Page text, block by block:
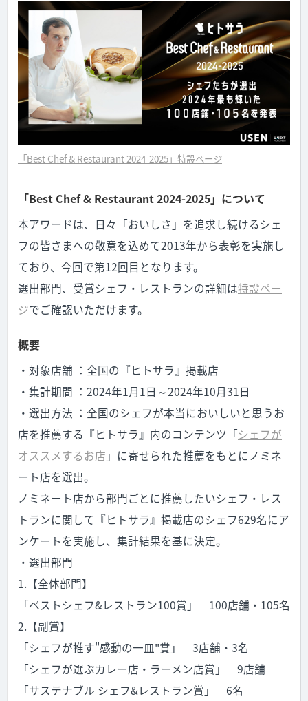
「Best Chef & Restaurant 2024-2025」特設ページ
「Best Chef & Restaurant 2024-2025」について
本アワードは、日々「おいしさ」を追求し続けるシェ
フの皆さまへの敬意を込めて2013年から表彰を実施し
ており、今回で第12回目となります。
選出部門、受賞シェフ・レストランの詳細は特設ペー
ジでご確認いただけます。
概要
・対象店舗 ：全国の『ヒトサラ』掲載店
・集計期間 ：2024年1月1日～2024年10月31日
・選出方法 ：全国のシェフが本当においしいと思うお
店を推薦する『ヒトサラ』内のコンテンツ「シェフが
オススメするお店 」に寄せられた推薦をもとにノミネ
ート店を選出。
ノミネート店から部門ごとに推薦したいシェフ・レス
トランに関して『ヒトサラ』掲載店のシェフ629名にア
ンケートを実施し、集計結果を基に決定。
・選出部門
1.【全体部門】
「ベストシェフ&レストラン100賞」 100店舗・105名
2.【副賞】
「シェフが推す"感動の一皿"賞」 3店舗・3名
「シェフが選ぶカレー店・ラーメン店賞」 9店舗
「サステナブル シェフ&レストラン賞」 6名